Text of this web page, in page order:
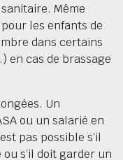
Même
les enfants de
dans certains
en cas de brassage
Un
ou un salarié en
pas possible s’il
s’il doit garder un